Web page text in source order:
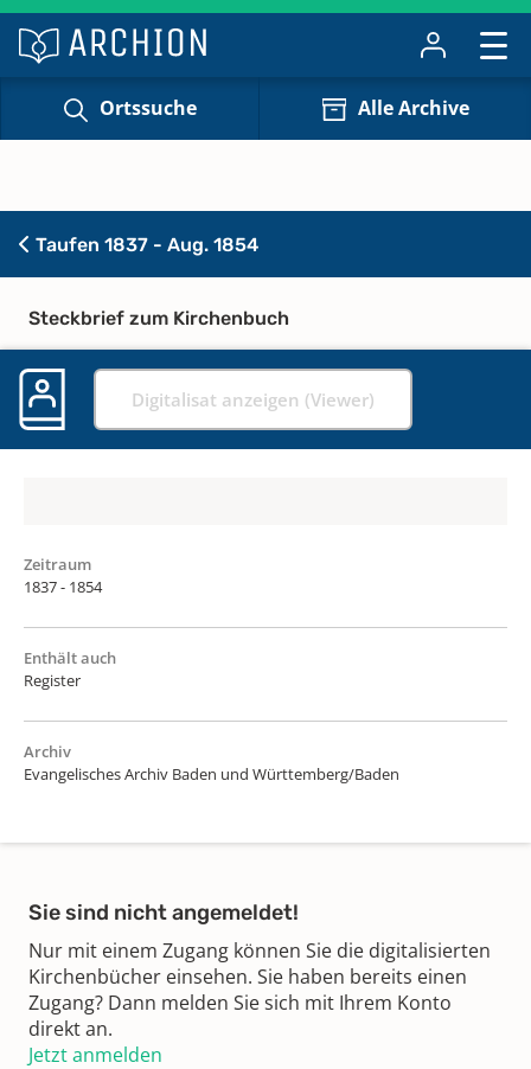
Ortssuche Alle Archive
Taufen 1837 - Aug. 1854
Steckbrief zum Kirchenbuch
Digitalisat anzeigen (Viewer)
Zeitraum
1837 - 1854
Enthält auch
Register
Archiv
Evangelisches Archiv Baden und Württemberg/Baden
Sie sind nicht angemeldet!
Nur mit einem Zugang können Sie die digitalisierten
Kirchenbücher einsehen. Sie haben bereits einen
Zugang? Dann melden Sie sich mit Ihrem Konto
direkt an.
Jetzt anmelden